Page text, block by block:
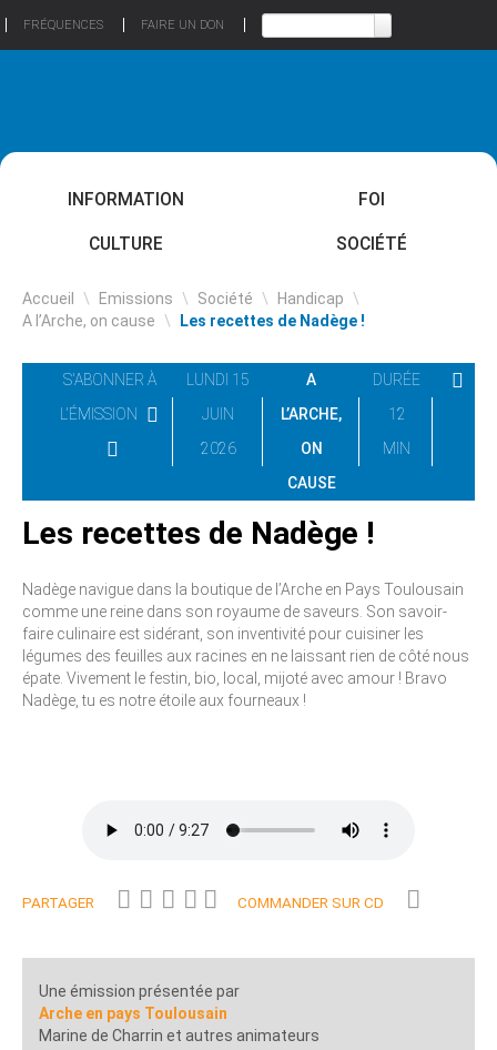
FRÉQUENCES FAIRE UN DON
INFORMATION FOI
CULTURE SOCIÉTÉ
Accueil \ Emissions \ Société \ Handicap \
A l’Arche, on cause \ Les recettes de Nadège !
S'ABONNER À
L'ÉMISSION
LUNDI 15
JUIN
2026
A
L’ARCHE,
ON
CAUSE
DURÉE
12
MIN
Les recettes de Nadège !
Nadège navigue dans la boutique de l’Arche en Pays Toulousain
comme une reine dans son royaume de saveurs. Son savoir-
faire culinaire est sidérant, son inventivité pour cuisiner les
légumes des feuilles aux racines en ne laissant rien de côté nous
épate. Vivement le festin, bio, local, mijoté avec amour ! Bravo
Nadège, tu es notre étoile aux fourneaux !
PARTAGER COMMANDER SUR CD
Une émission présentée par
Arche en pays Toulousain
Marine de Charrin et autres animateurs